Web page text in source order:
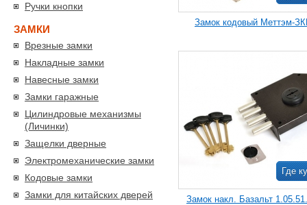
Ручки кнопки
ЗАМКИ
Врезные замки
Накладные замки
Навесные замки
Замки гаражные
Цилиндровые механизмы
(Личинки)
Защелки дверные
Электромеханические замки
Кодовые замки
Замки для китайских дверей
Замок кодовый Меттэм-
Где
Замок накл. Базальт